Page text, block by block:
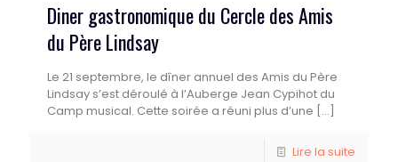
Diner gastronomique du Cercle des Amis
du Père Lindsay
Le 21 septembre, le dîner annuel des Amis du Père
Lindsay s’est déroulé à l’Auberge Jean Cypihot du
Camp musical. Cette soirée a réuni plus d’une […]
Lire la suite